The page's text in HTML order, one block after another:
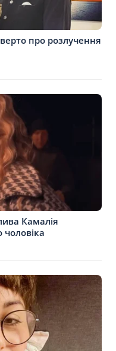
про розлучення
Камалія
чоловіка